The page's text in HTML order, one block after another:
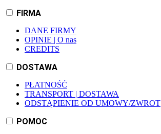
FIRMA
DANE FIRMY
OPINIE | O nas
CREDITS
DOSTAWA
PŁATNOŚĆ
TRANSPORT | DOSTAWA
ODSTĄPIENIE OD UMOWY/ZWROT
POMOC